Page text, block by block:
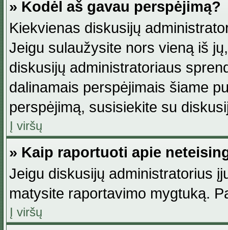
» Kodėl aš gavau perspėjimą?
Kiekvienas diskusijų
Jeigu sulaužysite nors vieną iš
diskusijų administratoriaus
dalinamais perspėjimais šiame
perspėjimą, susisiekite su
Į viršų
» Kaip raportuoti apie
Jeigu diskusijų administratorius
matysite raportavimo mygtuką.
Į viršų